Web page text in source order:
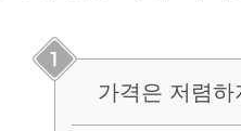
가격은 저렴